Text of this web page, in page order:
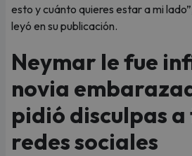
esto y cuánto quieres estar a mi
leyó en su publicación.
Neymar le fue
novia
pidió disculpas
redes sociales